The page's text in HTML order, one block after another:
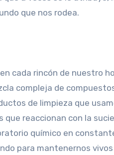
que nos rodea.
cada rincón de nuestro
compleja de
de limpieza que
reaccionan con la
químico en
para mantenernos